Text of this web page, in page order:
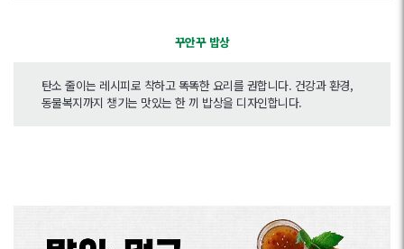
꾸안꾸 밥상
탄소 줄이는 레시피로 착하고 똑똑한 요리를 권합니다. 건강과 환경,
동물복지까지 챙기는 맛있는 한 끼 밥상을 디자인합니다.